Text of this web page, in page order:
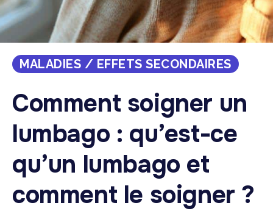
MALADIES / EFFETS SECONDAIRES
Comment soigner un
lumbago : qu’est-ce
qu’un lumbago et
comment le soigner ?